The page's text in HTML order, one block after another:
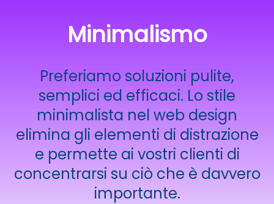
Minimalismo
Preferiamo soluzioni pulite,
semplici ed efficaci. Lo stile
minimalista nel web design
elimina gli elementi di distrazione
e permette ai vostri clienti di
concentrarsi su ciò che è davvero
importante.